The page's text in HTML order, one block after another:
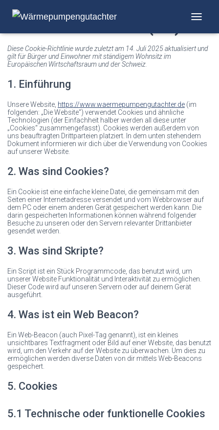
Cookie-Richtlinie (EU)
Diese Cookie-Richtlinie wurde zuletzt am 14. Juli 2025 aktualisiert und
gilt für Bürger und Einwohner mit ständigem Wohnsitz im
Europäischen Wirtschaftsraum und der Schweiz.
1. Einführung
Unsere Website, https://www.waermepumpengutachter.de (im
folgenden: „Die Website“) verwendet Cookies und ähnliche
Technologien (der Einfachheit halber werden all diese unter
„Cookies“ zusammengefasst). Cookies werden außerdem von
uns beauftragten Drittparteien platziert. In dem unten stehendem
Dokument informieren wir dich über die Verwendung von Cookies
auf unserer Website.
2. Was sind Cookies?
Ein Cookie ist eine einfache kleine Datei, die gemeinsam mit den
Seiten einer Internetadresse versendet und vom Webbrowser auf
dem PC oder einem anderen Gerät gespeichert werden kann. Die
darin gespeicherten Informationen können während folgender
Besuche zu unseren oder den Servern relevanter Drittanbieter
gesendet werden.
3. Was sind Skripte?
Ein Script ist ein Stück Programmcode, das benutzt wird, um
unserer Website Funktionalität und Interaktivität zu ermöglichen.
Dieser Code wird auf unseren Servern oder auf deinem Gerät
ausgeführt.
4. Was ist ein Web Beacon?
Ein Web-Beacon (auch Pixel-Tag genannt), ist ein kleines
unsichtbares Textfragment oder Bild auf einer Website, das benutzt
wird, um den Verkehr auf der Website zu überwachen. Um dies zu
ermöglichen werden diverse Daten von dir mittels Web-Beacons
gespeichert.
5. Cookies
5.1 Technische oder funktionelle Cookies